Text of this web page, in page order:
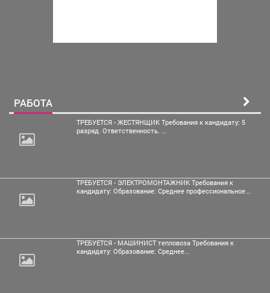
РАБОТА
ТРЕБУЕТСЯ - ЖЕСТЯНЩИК Требования к кандидату: 5
разряд. Ответственность. ...
ТРЕБУЕТСЯ - ЭЛЕКТРОМОНТАЖНИК Требования к
кандидату: Образование: Среднее профессиональное...
ТРЕБУЕТСЯ - МАШИНИСТ тепловоза Требования к
кандидату: Образование: Среднее...